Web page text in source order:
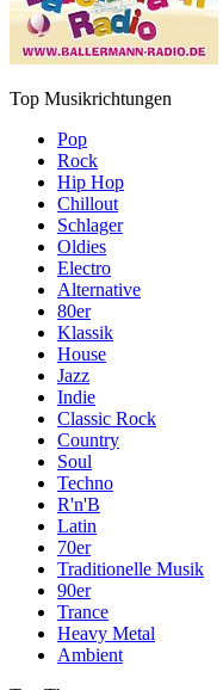
Top Musikrichtungen
Pop
Rock
Hip Hop
Chillout
Schlager
Oldies
Electro
Alternative
80er
Klassik
House
Jazz
Indie
Classic Rock
Country
Soul
Techno
R'n'B
Latin
70er
Traditionelle Musik
90er
Trance
Heavy Metal
Ambient